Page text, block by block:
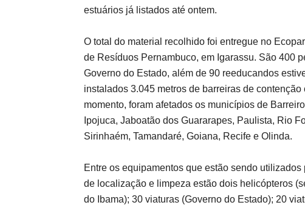
estuários já listados até ontem.
O total do material recolhido foi entregue no
de Resíduos Pernambuco, em Igarassu. São 400
Governo do Estado, além de 90 reeducandos
instalados 3.045 metros de barreiras de
momento, foram afetados os municípios de
Ipojuca, Jaboatão dos Guararapes, Paulista, Rio
Sirinhaém, Tamandaré, Goiana, Recife e Olinda.
Entre os equipamentos que estão sendo
de localização e limpeza estão dois helicópteros
do Ibama); 30 viaturas (Governo do Estado); 20